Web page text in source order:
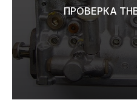
ПРОВЕРКА